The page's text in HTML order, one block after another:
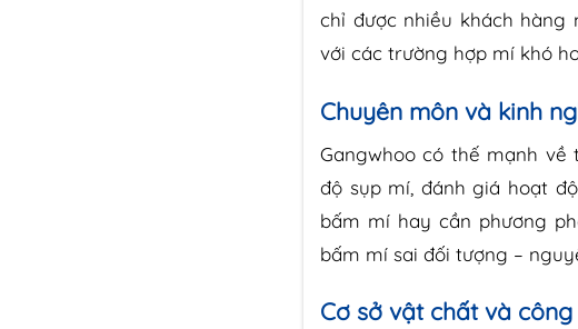
chỉ được nhiều khách
với các trường hợp mí khó
Chuyên môn và kinh
Gangwhoo có thế mạnh
độ sụp mí, đánh giá hoạt
bấm mí hay cần phương
bấm mí sai đối tượng –
Cơ sở vật chất và